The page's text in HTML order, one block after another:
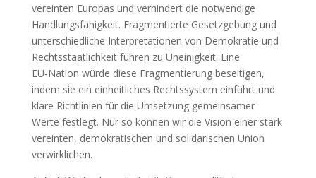
vereinten Europas und verhindert die notwendige
Handlungsfähigkeit. Fragmentierte Gesetzgebung und
unterschiedliche Interpretationen von Demokratie und
Rechtsstaatlichkeit führen zu Uneinigkeit. Eine
EU‑Nation würde diese Fragmentierung beseitigen,
indem sie ein einheitliches Rechtssystem einführt und
klare Richtlinien für die Umsetzung gemeinsamer
Werte festlegt. Nur so können wir die Vision einer stark
vereinten, demokratischen und solidarischen Union
verwirklichen.